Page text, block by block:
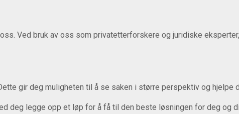
Ved bruk av oss som privatetterforskere og juridiske
gir deg muligheten til å se saken i større perspektiv og hjelpe
deg legge opp et løp for å få til den beste løsningen for deg og